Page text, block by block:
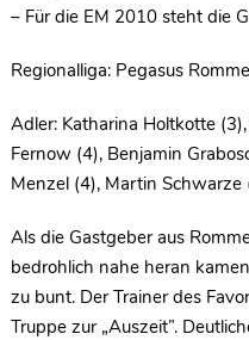
– Für die EM 2010 steht die
Regionalliga: Pegasus
Adler: Katharina Holtkotte
Fernow (4), Benjamin
Menzel (4), Martin
Als die Gastgeber aus
bedrohlich nahe heran
zu bunt. Der Trainer des
Truppe zur „Auszeit”.